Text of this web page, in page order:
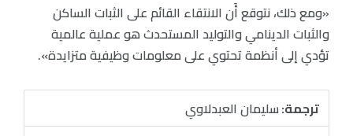
«ومع ذلك، نتوقع أَن الانتقاء القائم على الثبات الساكن
والثبات الدينامي والتوليد المستحدث هو عملية عالمية
تؤدي إلى أنظمة تحتوي على معلومات وظيفية متزايدة».
ترجمة:سليمان العبدلاوي